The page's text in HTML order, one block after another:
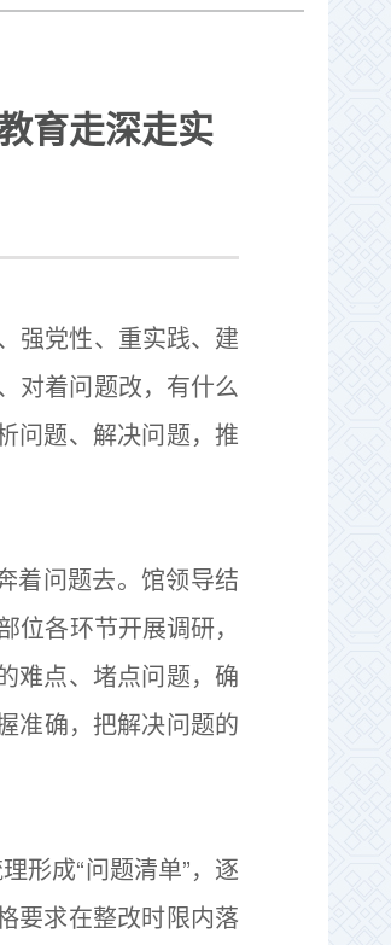
育走深走实
强党性、重实践、建
对着问题改，有什么
问题、解决问题，推
着问题去。馆领导结
位各环节开展调研，
难点、堵点问题，确
准确，把解决问题的
形成“问题清单”，逐
要求在整改时限内落